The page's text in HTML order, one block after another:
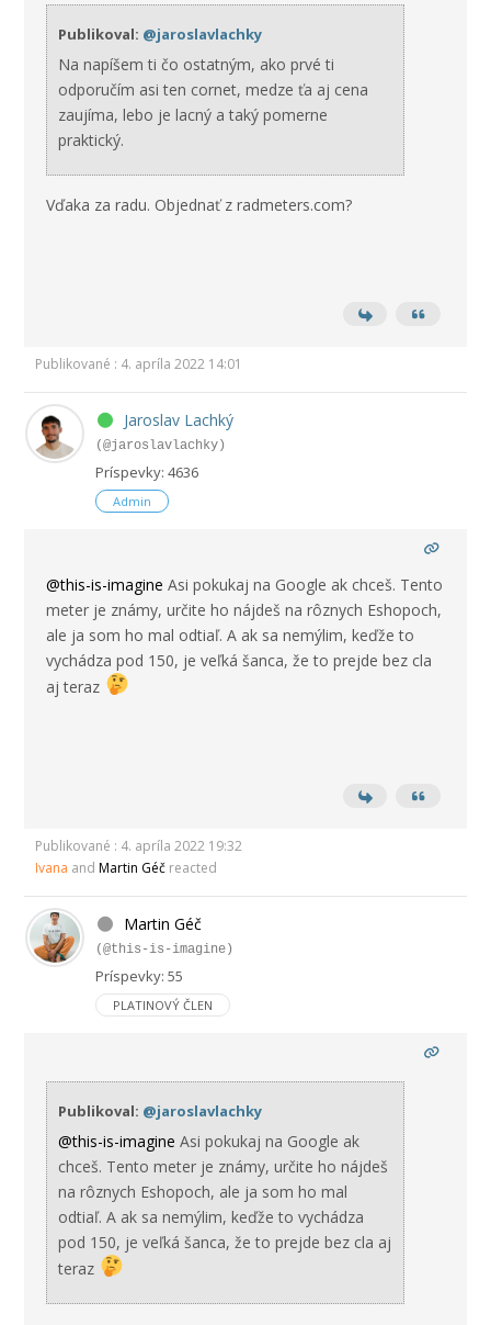
Publikoval: @jaroslavlachky
Na napíšem ti čo ostatným, ako prvé ti
odporučím asi ten cornet, medze ťa aj cena
zaujíma, lebo je lacný a taký pomerne
praktický.
Vďaka za radu. Objednať z radmeters.com?
Publikované : 4. apríla 2022 14:01
Jaroslav Lachký
(@jaroslavlachky)
Príspevky: 4636
Admin
@this-is-imagine Asi pokukaj na Google ak chceš. Tento
meter je známy, určite ho nájdeš na rôznych Eshopoch,
ale ja som ho mal odtiaľ. A ak sa nemýlim, keďže to
vychádza pod 150, je veľká šanca, že to prejde bez cla
aj teraz
Publikované : 4. apríla 2022 19:32
Ivana andMartin Géč reacted
Martin Géč
(@this-is-imagine)
Príspevky: 55
PLATINOVÝ ČLEN
Publikoval: @jaroslavlachky
@this-is-imagine Asi pokukaj na Google ak
chceš. Tento meter je známy, určite ho nájdeš
na rôznych Eshopoch, ale ja som ho mal
odtiaľ. A ak sa nemýlim, keďže to vychádza
pod 150, je veľká šanca, že to prejde bez cla aj
teraz